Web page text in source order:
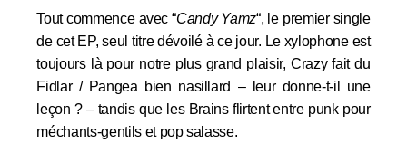
Tout commence avec “Candy Yamz“, le premier single
de cet EP, seul titre dévoilé à ce jour. Le xylophone est
toujours là pour notre plus grand plaisir, Crazy fait du
Fidlar / Pangea bien nasillard – leur donne-t-il une
leçon ? – tandis que les Brains flirtent entre punk pour
méchants-gentils et pop salasse.